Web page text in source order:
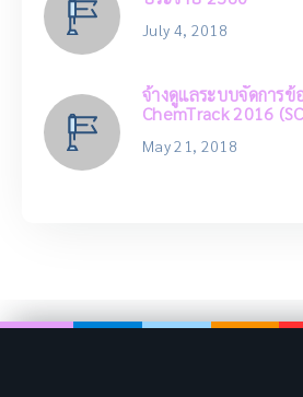
July 4, 2018
จ้างดูแลระบบจัดการข้
ChemTrack 2016
May 21, 2018